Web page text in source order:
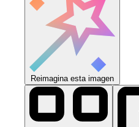
Reimagina esta imagen